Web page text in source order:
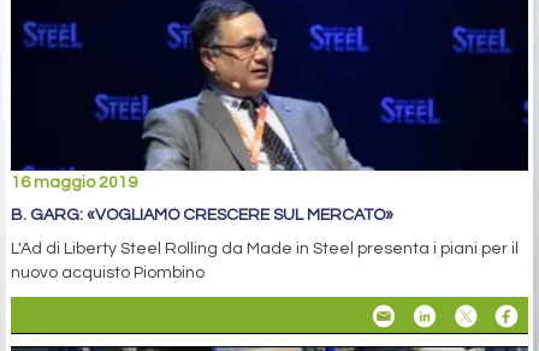
16 maggio 2019
B. GARG: «VOGLIAMO CRESCERE SUL MERCATO»
L'Ad di Liberty Steel Rolling da Made in Steel presenta i piani per il
nuovo acquisto Piombino